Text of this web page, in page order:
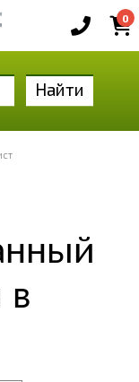
0
Найти
в